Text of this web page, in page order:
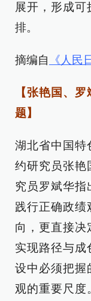
展开，形成可
排。
摘编自 《人民
【张艳国、
题】
湖北省中国特
约研究员张艳
究员罗斌华指
践行正确政绩
向，更直接决
实现路径与成
设中必须把握
观的重要尺度